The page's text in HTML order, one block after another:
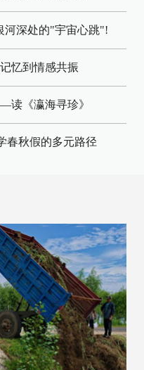
河深处的"宇宙心跳"!
忆到情感共振
《瀛海寻珍》
春秋假的多元路径